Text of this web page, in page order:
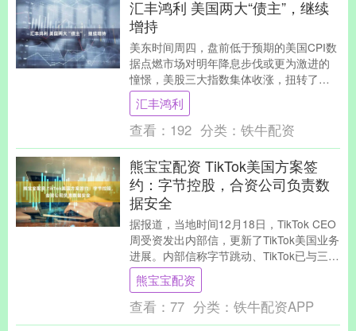
汇丰鸿利 美国两大“债主”，继续
增持
美东时间周四，盘前低于预期的美国CPI数
据点燃市场对明年降息步伐或更为激进的
憧憬，美股三大指数集体收涨，扭转了近
期的跌势。截至收盘，道琼斯指数涨
0.14%，报4....
汇丰鸿利
查看： 192 分类： 铁牛配资
熊宝宝配资 TikTok美国方案签
约：字节控股，合资公司负责数
据安全
据报道，当地时间12月18日，TikTok CEO
周受资发出内部信，更新了TikTok美国业务
进展。内部信称字节跳动、TikTok已与三家
投资者签署协议，并将成....
熊宝宝配资
查看： 77 分类： 铁牛配资APP